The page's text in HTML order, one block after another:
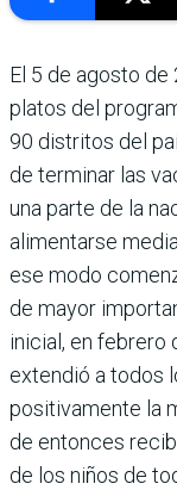
El 5 de agosto
pla­tos del
90 distritos del
de terminar las
una parte de la
alimentarse
ese modo
de mayor
inicial, en febrero
extendió a todos
positivamente la
de entonces
de los niños de